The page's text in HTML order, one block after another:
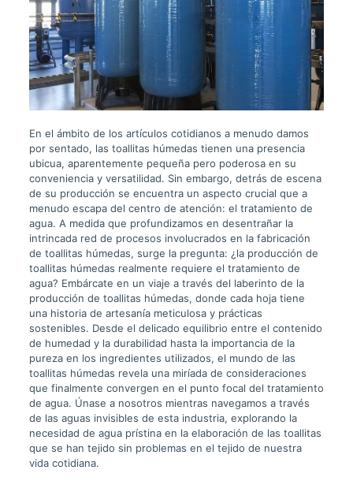
En el ámbito de los artículos cotidianos a menudo damos
por sentado, las toallitas húmedas tienen una presencia
ubicua, aparentemente pequeña pero poderosa en su
conveniencia y versatilidad. Sin embargo, detrás de escena
de su producción se encuentra un aspecto crucial que a
menudo escapa del centro de atención: el tratamiento de
agua. A medida que profundizamos en desentrañar la
intrincada red de procesos involucrados en la fabricación
de toallitas húmedas, surge la pregunta: ¿la producción de
toallitas húmedas realmente requiere el tratamiento de
agua? Embárcate en un viaje a través del laberinto de la
producción de toallitas húmedas, donde cada hoja tiene
una historia de artesanía meticulosa y prácticas
sostenibles. Desde el delicado equilibrio entre el contenido
de humedad y la durabilidad hasta la importancia de la
pureza en los ingredientes utilizados, el mundo de las
toallitas húmedas revela una miríada de consideraciones
que finalmente convergen en el punto focal del tratamiento
de agua. Únase a nosotros mientras navegamos a través
de las aguas invisibles de esta industria, explorando la
necesidad de agua prístina en la elaboración de las toallitas
que se han tejido sin problemas en el tejido de nuestra
vida cotidiana.